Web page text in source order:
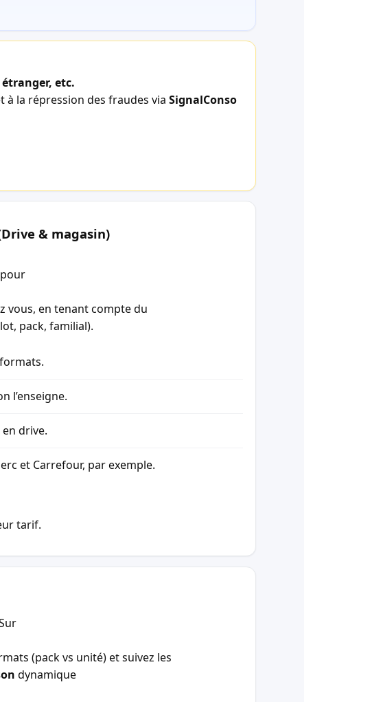
etc.
à la répression des fraudes via SignalConso
& magasin)
vous, en tenant compte du
pack, familial).
l’enseigne.
drive.
et Carrefour, par exemple.
tarif.
(pack vs unité) et suivez les
dynamique